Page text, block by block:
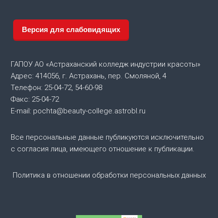
ц
я
п
з
Версия для слабовидящих
ГАПОУ АО «Астраханский колледж индустрии красоты»
Адрес: 414056, г. Астрахань, пер. Смоляной, 4
Телефон: 25-04-72, 54-60-98
Факс: 25-04-72
E-mail: pochta@beauty-college.astrobl.ru
Все персональные данные публикуются исключительно
с согласия лица, имеющего отношение к публикации.
Политика в отношении обработки персональных данных